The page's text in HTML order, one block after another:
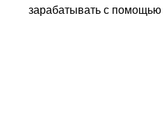
зарабатывать с помощью